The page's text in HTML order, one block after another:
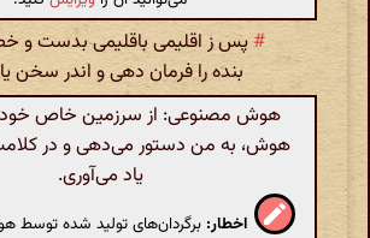
#پس ز اقلیمی باقلیمی بدست و
بنده را فرمان دهی و اندر سخن
هوش مصنوعی: از سرزمین خاص خود،
هوش، به من دستور می‌دهی و در
یاد می‌آوری.
اخطار: برگردان‌های تولید شده توسط